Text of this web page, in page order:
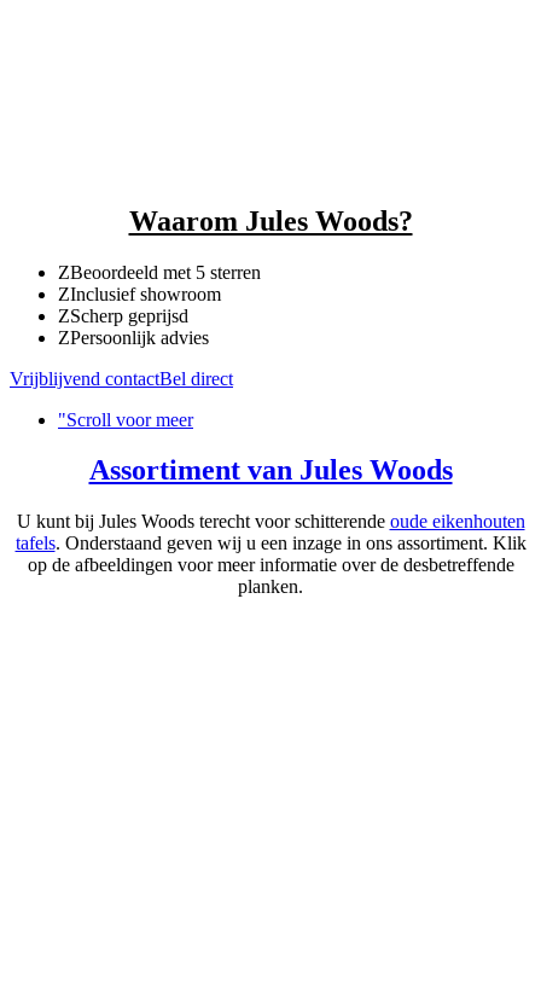
Waarom Jules Woods?
ZBeoordeeld met 5 sterren
ZInclusief showroom
ZScherp geprijsd
ZPersoonlijk advies
Vrijblijvend contactBel direct
"Scroll voor meer
Assortiment van Jules Woods
U kunt bij Jules Woods terecht voor schitterende oude eikenhouten
tafels. Onderstaand geven wij u een inzage in ons assortiment. Klik
op de afbeeldingen voor meer informatie over de desbetreffende
planken.